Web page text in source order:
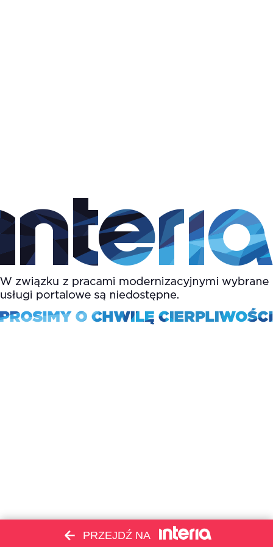
PRZEJDŹ NA